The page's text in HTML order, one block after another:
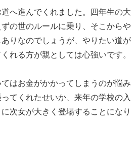
へ進んでくれました。四年生の大
の世のルールに乗り、そこからや
りなのでしょうが、やりたい道が
れる方が親としては心強いです。
はお金がかかってしまうのが悩み
てくれたせいか、来年の学校の入
次女が大きく登場することになり